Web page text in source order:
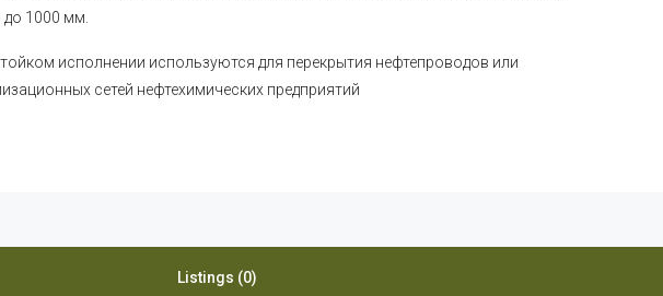
1000 мм.
исполнении используются для перекрытия нефтепроводов или
сетей нефтехимических предприятий
Listings (0)